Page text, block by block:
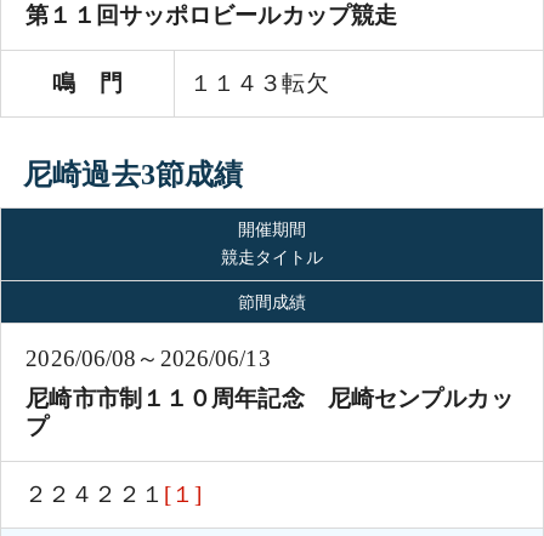
第１１回サッポロビールカップ競走
鳴 門 １１４３転欠
尼崎過去3節成績
開催期間
競走タイトル
節間成績
2026/06/08～2026/06/13
尼崎市市制１１０周年記念 尼崎センプルカッ
プ
２２４２２１ [１]